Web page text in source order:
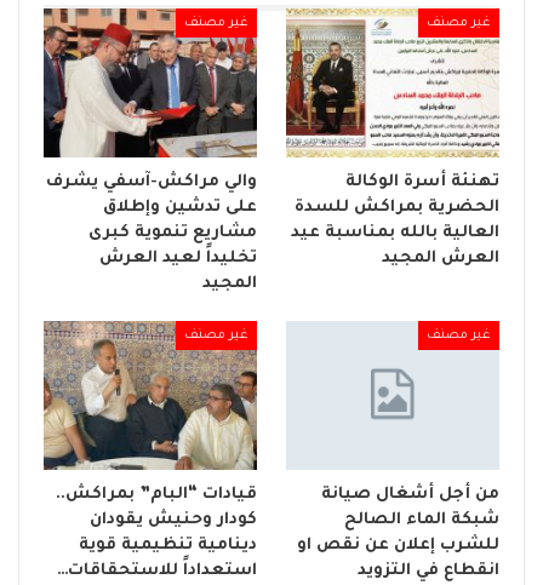
غير مصنف
تهنئة أسرة الوكالة
الحضرية بمراكش للسدة
العالية بالله بمناسبة عيد
العرش المجيد
غير مصنف
والي مراكش-آسفي يشرف
على تدشين وإطلاق
مشاريع تنموية كبرى
تخليداً لعيد العرش
المجيد
غير مصنف
من أجل أشغال صيانة
شبكة الماء الصالح
للشرب إعلان عن نقص او
انقطاع في التزويد
غير مصنف
قيادات “البام” بمراكش..
كودار وحنيش يقودان
دينامية تنظيمية قوية
استعداداً للاستحقاقات…